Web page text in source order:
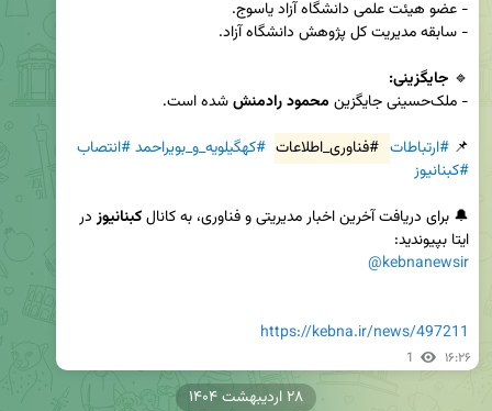
🔹 جایگزینی:
- ملک‌حسینی جایگزین
محمود رادمنش
📌 #ارتباطات #فناوری_اطلاعات #کهگیلویه_و_بویراحمد#انتصاب
#کبنانیوز
🔔 برای دریافت آخرین اخبار مدیریتی و فناوری، به کانال کبنانیوز
ایتا بپیوندید:
@kebnanewsir
https://kebna.ir/news/497211
1 ۱۶:۲۶
۲۸ اردیبهشت ۱۴۰۴